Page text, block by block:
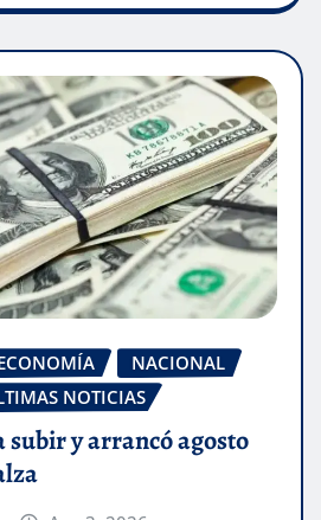
NACIONAL
NOTICIAS
subir y arrancó agosto